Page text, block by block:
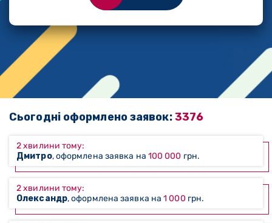
Сьогодні оформлено заявок:3376
2 хвилини тому:
Дмитро, оформлена заявка на 100 000 грн.
2 хвилини тому:
Олександр, оформлена заявка на1 000 грн.